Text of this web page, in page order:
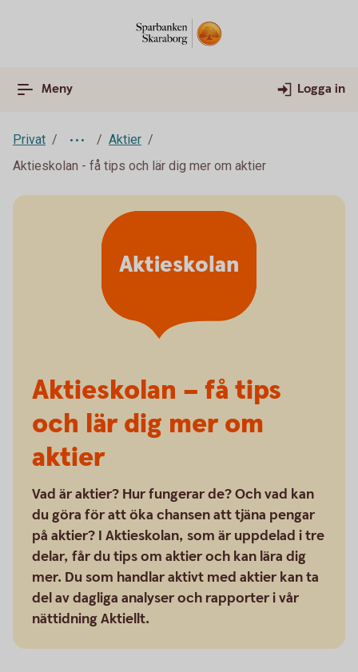
Meny Logga in
Privat
Aktier
Aktieskolan - få tips och lär dig mer om aktier
Aktieskolan
Aktieskolan – få tips
och lär dig mer om
aktier
Vad är aktier? Hur fungerar de? Och vad kan
du göra för att öka chansen att tjäna pengar
på aktier? I Aktieskolan, som är uppdelad i tre
delar, får du tips om aktier och kan lära dig
mer. Du som handlar aktivt med aktier kan ta
del av dagliga analyser och rapporter i vår
nättidning Aktiellt.